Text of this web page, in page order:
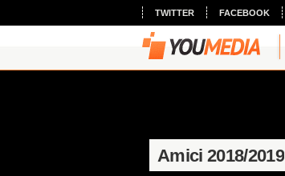
TWITTER FACEBOOK
Amici 2018/2019